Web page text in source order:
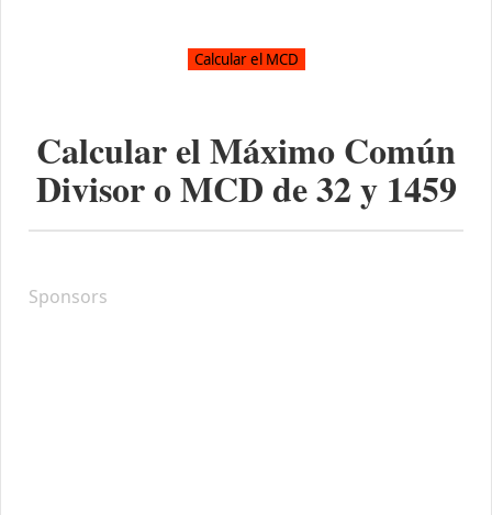
Calcular el Máximo Común
Divisor o MCD de32y 1459
Sponsors